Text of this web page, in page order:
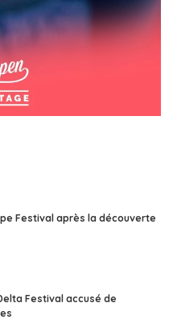
Festival après la découverte
Festival accusé de